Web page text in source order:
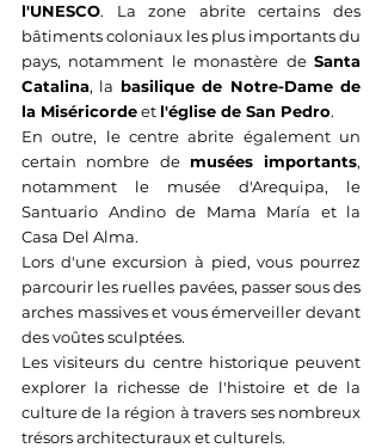
l'UNESCO. La zone abrite certains des
bâtiments coloniaux les plus importants du
pays, notamment le monastère de Santa
Catalina, la basilique de Notre-Dame de
la Miséricorde et l'église de San Pedro.
En outre, le centre abrite également un
certain nombre de musées importants,
notamment le musée d'Arequipa, le
Santuario Andino de Mama María et la
Casa Del Alma.
Lors d'une excursion à pied, vous pourrez
parcourir les ruelles pavées, passer sous des
arches massives et vous émerveiller devant
des voûtes sculptées.
Les visiteurs du centre historique peuvent
explorer la richesse de l'histoire et de la
culture de la région à travers ses nombreux
trésors architecturaux et culturels.